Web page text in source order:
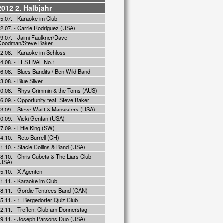
2. Halbjahr
- Karaoke im Club
- Carrie Rodriguez (USA)
- Jaimi Faulkner/Dave
Steve Baker
- Karaoke im Schloss
- FESTIVAL No.1
- Blues Bandits / Ben Wild Band
- Blue Silver
- Rhys Crimmin & the Toms (AUS)
- Opportunity feat. Steve Baker
- Steve Waitt & Mansisters (USA)
- Vicki Genfan (USA)
- Little King (SW)
- Reto Burrell (CH)
- Stacie Collins & Band (USA)
- Chris Cubeta & The Liars Club
- X-Agenten
- Karaoke im Club
- Gordie Tentrees Band (CAN)
- 1. Bergedorfer Quiz Club
- Treffen: Club am Donnerstag
- Joseph Parsons Duo (USA)